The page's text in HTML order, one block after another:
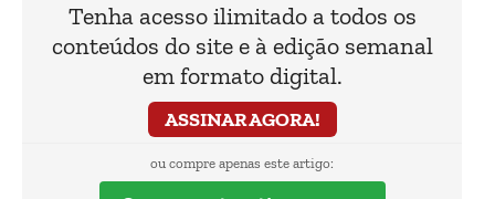
Tenha acesso ilimitado a todos os
conteúdos do site e à edição semanal
em formato digital.
ASSINAR AGORA!
ou compre apenas este artigo: